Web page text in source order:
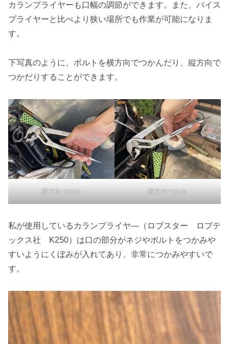
カランプライヤーも口幅の調節ができます。また、バイス
プライヤーと比べより狭い場所でも作業が可能になりま
す。
下写真のように、ボルトを横方向でつかんだり、縦方向で
つかだりすることができます。
横方向つかみ 縦方向つかみ
私が使用しているカランプライヤ―（ロブスター ロブテ
ックス社 K250）は口の部分がネジやボルトをつかみや
すいようにくぼみが入れてあり、非常につかみやすいで
す。